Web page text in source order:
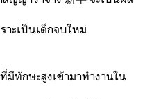
าะเป็นเด็กจบใหม่
ทักษะสูงเข้ามาทำงานใน